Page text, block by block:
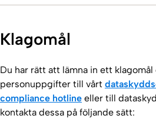
Klagomål
Du har rätt att lämna in ett
personuppgifter till vårt
compliance hotline eller till
kontakta dessa på följande sätt: